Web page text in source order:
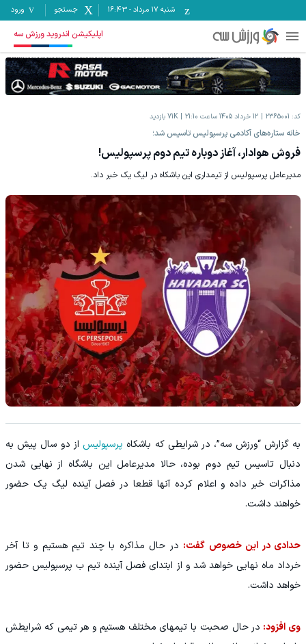
شنبه ۱۷ مرداد -
16:43 جستجو ورود
اپلیکیشن اندروید ورزش سه
کد: 2365001 12 خرداد 1405 ساعت 21:10 71K بازدید
خانه ستاره‌های آکادمی پرسپولیس تاسیس شد؛
فروش هوادار، آغاز دوباره تیم دوم پرسپولیس!
مدیرعامل پرسپولیس از تیمداری این باشکاه در لیگ یک خبر داد.
به گزارش “ورزش سه”، در شرایطی که باشکاه پرسپولیس از دو سال پیش به
دنبال تاسیس تیم دوم بوده، حالا مدیرعامل این باشگاه از نهایی شدن
مذاکرات خبر داده و اعلام کرده آنها قطعا در فصل آینده لیگ یک حضور
خواهند داشت.
حدادی در این خصوص گفت: در حال مذاکره با چند تیم هستیم و تا آخر
خرداد ماه نهایی خواهد شد و از ابتدای فصل آینده تیم ب پرسپولیس حضور
خواهد داشت.
وی افزود: در حال صحبت با تیمهای مختلف هستیم و هر تیمی که شرایطش